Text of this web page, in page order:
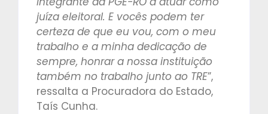
juíza eleitoral. E vocês podem ter
certeza de que eu vou, com o meu
trabalho e a minha dedicação de
sempre, honrar a nossa instituição
também no trabalho junto ao TRE”,
ressalta a Procuradora do Estado,
Taís Cunha.